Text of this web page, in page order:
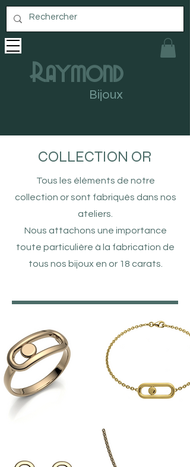
Raymond
Bijoux
COLLECTION OR
Tous les éléments de notre
collection or sont fabriqués dans nos
ateliers.
Nous attachons une importance
toute particulière à la fabrication de
tous nos bijoux en or 18 carats.